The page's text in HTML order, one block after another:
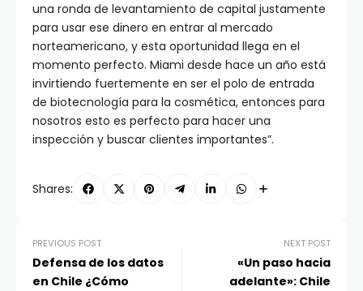
una ronda de levantamiento de capital justamente
para usar ese dinero en entrar al mercado
norteamericano, y esta oportunidad llega en el
momento perfecto. Miami desde hace un año está
invirtiendo fuertemente en ser el polo de entrada
de biotecnología para la cosmética, entonces para
nosotros esto es perfecto para hacer una
inspección y buscar clientes importantes”.
Shares:
PREVIOUS POST
Defensa de los datos
en Chile ¿Cómo
NEXT POST
«Un paso hacia
adelante»: Chile